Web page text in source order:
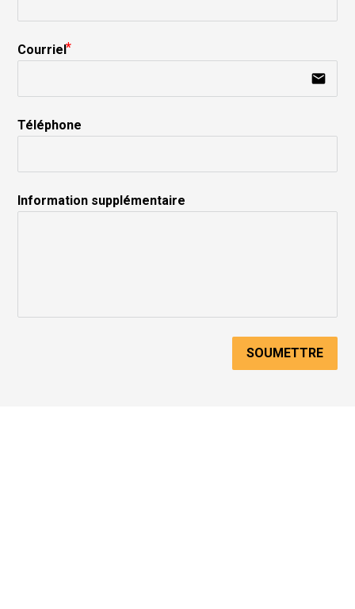
Courriel
email
Téléphone
Information supplémentaire
SOUMETTRE